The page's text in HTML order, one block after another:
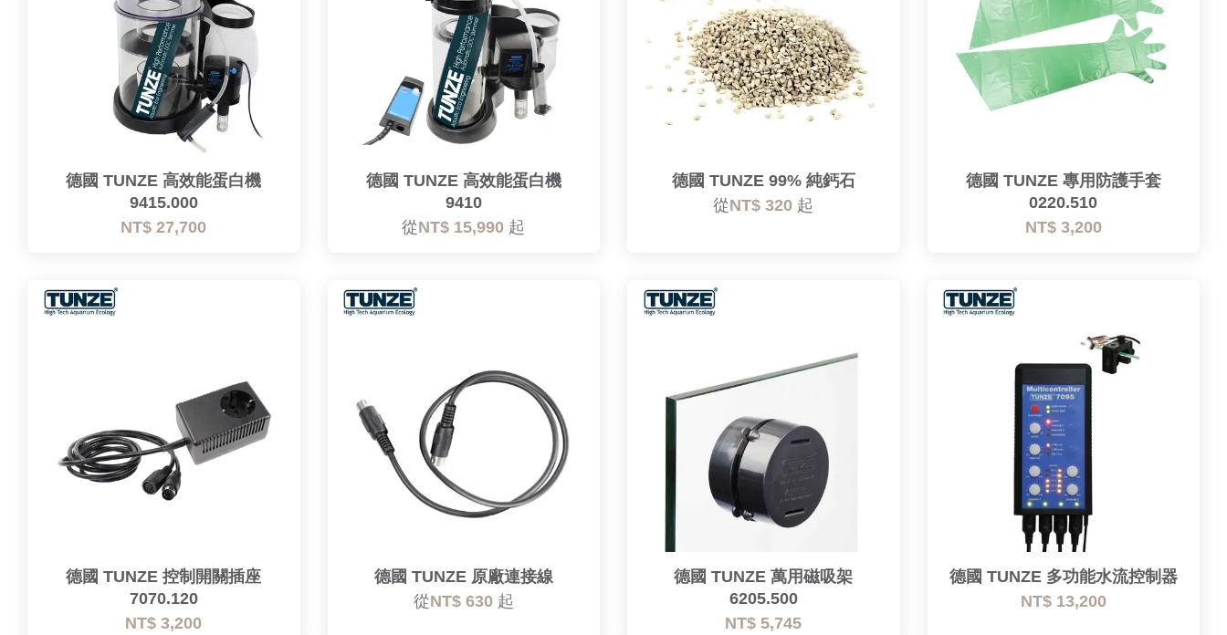
德國 TUNZE 高效能蛋白機
9415.000
NT$ 27,700
德國 TUNZE 高效能蛋白機
9410
從NT$ 15,990 起
德國 TUNZE 99% 純鈣石
從NT$ 320 起
德國 TUNZE 專用防護手套
0220.510
NT$ 3,200
德國 TUNZE 控制開關插座
7070.120
NT$ 3,200
德國 TUNZE 原廠連接線
從NT$ 630 起
德國 TUNZE 萬用磁吸架
6205.500
NT$ 5,745
德國 TUNZE 多功能水流控制器
NT$ 13,200